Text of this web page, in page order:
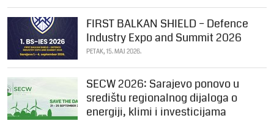
FIRST BALKAN SHIELD – Defence
Industry Expo and Summit 2026
PETAK, 15. MAJ 2026.
SECW 2026: Sarajevo ponovo u
središtu regionalnog dijaloga o
energiji, klimi i investicijama